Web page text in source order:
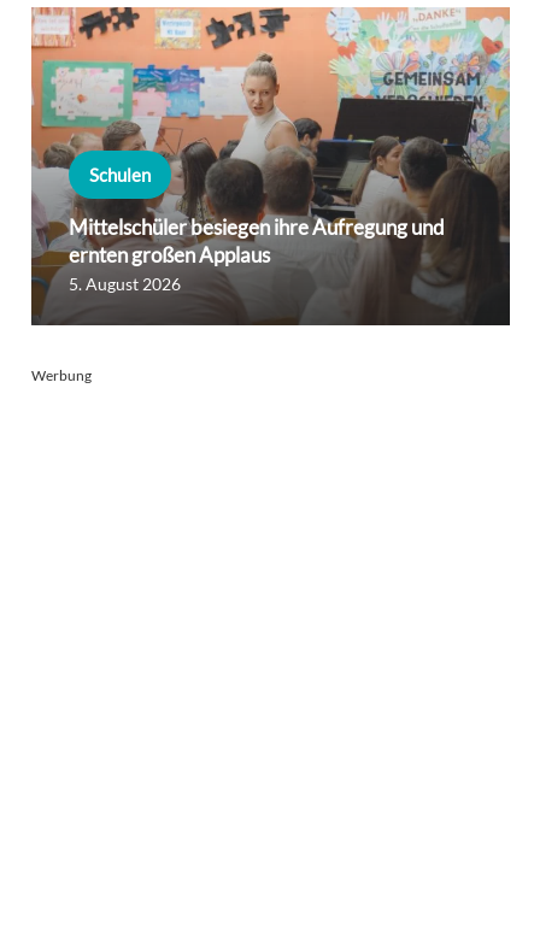
Schulen
Mittelschüler besiegen ihre Aufregung und
ernten großen Applaus
5. August 2026
Werbung